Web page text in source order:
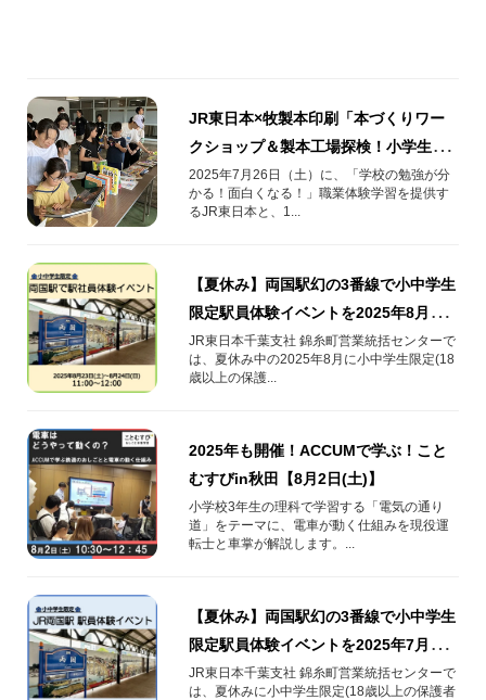
JR東日本×牧製本印刷「本づくりワー
クショップ＆製本工場探検！小学生親
子向け体験レポートin板橋区」
2025年7月26日（土）に、「学校の勉強が分
かる！面白くなる！」職業体験学習を提供す
るJR東日本と、1...
【夏休み】両国駅幻の3番線で小中学生
限定駅員体験イベントを2025年8月開
催！
JR東日本千葉支社 錦糸町営業統括センターで
は、夏休み中の2025年8月に小中学生限定(18
歳以上の保護...
2025年も開催！ACCUMで学ぶ！こと
むすびin秋田【8月2日(土)】
小学校3年生の理科で学習する「電気の通り
道」をテーマに、電車が動く仕組みを現役運
転士と車掌が解説します。...
【夏休み】両国駅幻の3番線で小中学生
限定駅員体験イベントを2025年7月開
催！
JR東日本千葉支社 錦糸町営業統括センターで
は、夏休みに小中学生限定(18歳以上の保護者